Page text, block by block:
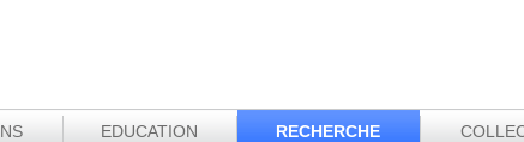
EDUCATION RECHERCHE